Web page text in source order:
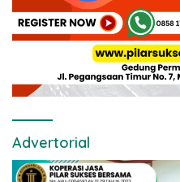
Advertorial